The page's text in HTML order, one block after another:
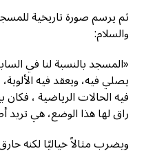
ثم يرسم صورة تاريخية
والسلام:
«المسجد بالنسبة لنا في
يصلي فيه، ويعقد فيه
فيه الحالات الرياضية ،
راق لها هذا الوضع، هي تريد
ويضرب مثالاً خياليًا لكنه